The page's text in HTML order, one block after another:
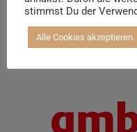
stimmst Du der
Alle Cookies akzeptieren